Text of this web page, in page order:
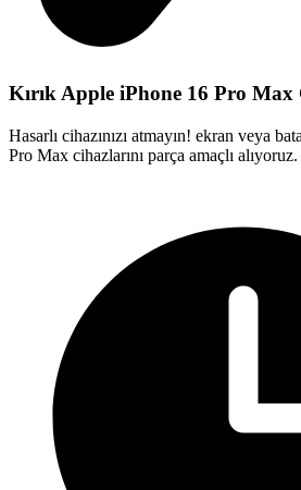
Kırık Apple iPhone 16 Pro Max
Hasarlı cihazınızı atmayın! ekran veya
Pro Max cihazlarını parça amaçlı alıyoruz.